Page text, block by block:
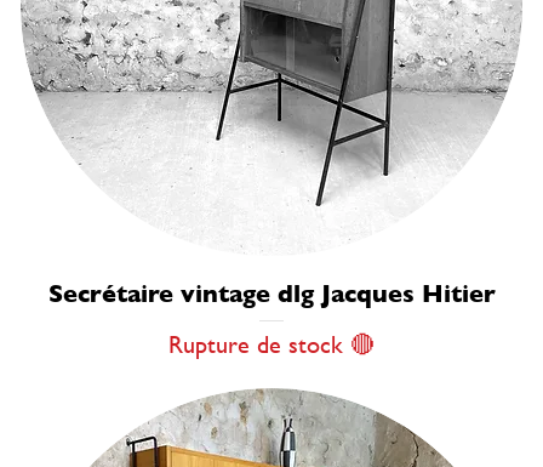
Secrétaire vintage dlg Jacques Hitier
Rupture de stock 🔴